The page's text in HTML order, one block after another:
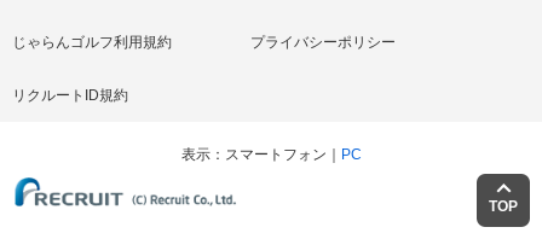
TOP
じゃらんゴルフ利用規約 プライバシーポリシー
リクルートID規約
表示 スマートフォン PC